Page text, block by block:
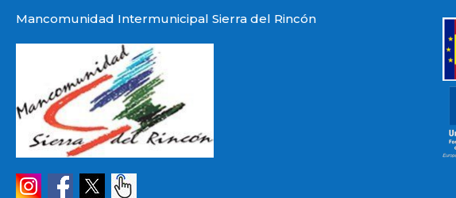
Mancomunidad Intermunicipal Sierra del Rincón